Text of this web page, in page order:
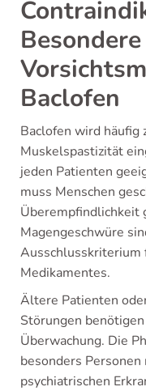
Besondere
Baclofen
Baclofen wird häufig
Muskelspastizität
jeden Patienten
muss Menschen
Überempfindlichkeit
Magengeschwüre
Ausschlusskriterium
Medikamentes.
Ältere Patienten
Störungen
Überwachung. Die
besonders
psychiatrischen